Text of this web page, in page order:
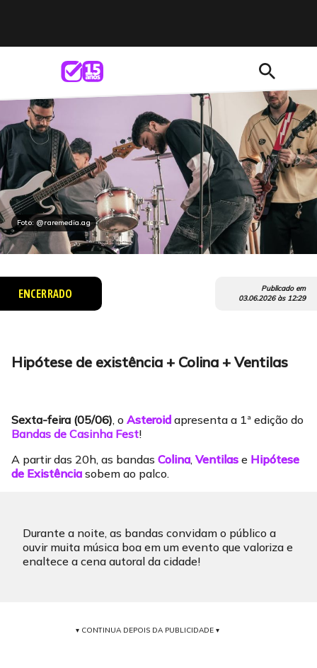
search
Foto: @raremedia.ag
ENCERRADO
Publicado em
03.06.2026às 12:29
Hipótese de existência + Colina + Ventilas
Sexta-feira (05/06), o Asteroid apresenta a 1ª edição do
Bandas de Casinha Fest!
A partir das 20h, as bandas Colina, Ventilas e Hipótese
de Existência sobem ao palco.
Durante a noite, as bandas convidam o público a
ouvir muita música boa em um evento que valoriza e
enaltece a cena autoral da cidade!
▾ CONTINUA DEPOIS DA PUBLICIDADE ▾